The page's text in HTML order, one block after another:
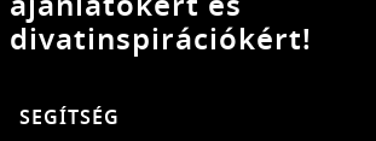
divatinspirációkért!
SEGÍTSÉG